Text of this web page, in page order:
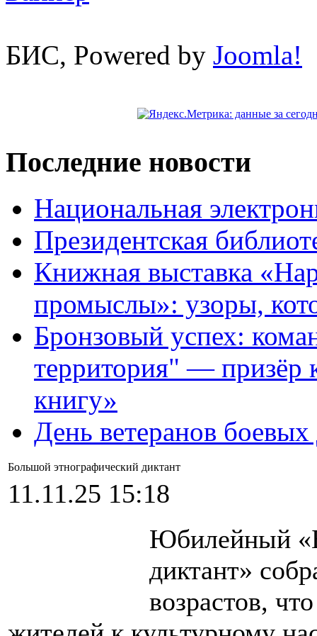
БИС, Powered by Joomla!
Последние новости
Национальная
Президентская
Книжная выставка
промыслы»: узоры,
Бронзовый успех:
территория" — призёр
книгу»
День ветеранов
Большой этнографический диктант
11.11.25 15:18
Юбилейный
диктант»
возрастов,